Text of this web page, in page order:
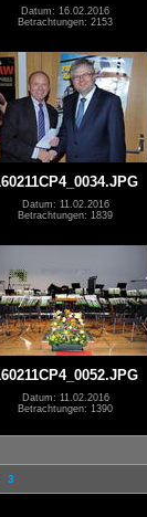
Datum: 16.02.2016
Betrachtungen: 2153
Datum: 11.02.2016
Betrachtungen: 1839
Datum: 11.02.2016
Betrachtungen: 1390
3